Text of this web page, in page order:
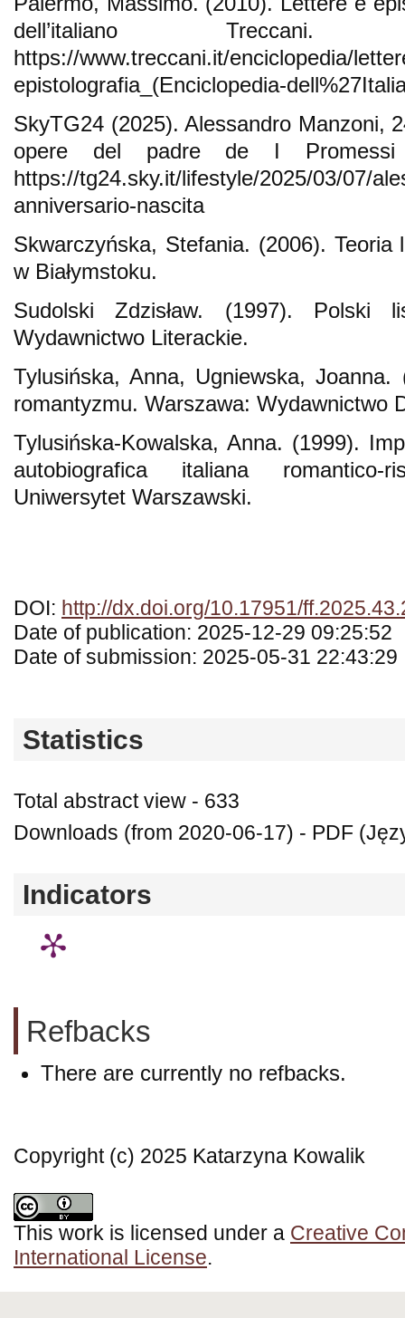
dell’italiano Treccani.
https://www.treccani.it/enciclopedia/
epistolografia_(Enciclopedia-
SkyTG24 (2025). Alessandro Manzoni,
opere del padre de I Promessi
https://tg24.sky.it/lifestyle/2025/03/07/
anniversario-nascita
Skwarczyńska, Stefania. (2006). Teoria
w Białymstoku.
Sudolski Zdzisław. (1997). Polski
Wydawnictwo Literackie.
Tylusińska, Anna, Ugniewska, Joanna.
romantyzmu. Warszawa: Wydawnictwo
Tylusińska-Kowalska, Anna. (1999).
autobiografica italiana romantico-
Uniwersytet Warszawski.
DOI: http://dx.doi.org/10.17951/
Date of publication: 2025-12-29 09:25:52
Date of submission: 2025-05-31 22:43:29
Statistics
Total abstract view - 633
Downloads (from 2020-06-17) - PDF
Indicators
Refbacks
There are currently no refbacks.
Copyright (c) 2025 Katarzyna Kowalik
This work is licensed under a Creative
International License.